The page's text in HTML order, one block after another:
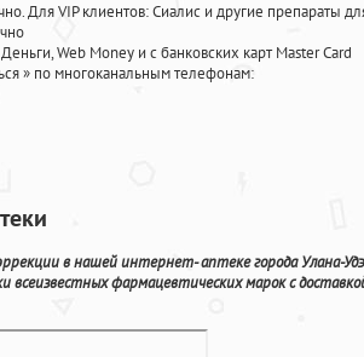
Для VIP клиентов: Сиалис и другие препараты
Web Money и с банковских карт Master Card
» по многоканальным телефонам:
в нашей интернет- аптеке города Улана-
фармацевтических марок с